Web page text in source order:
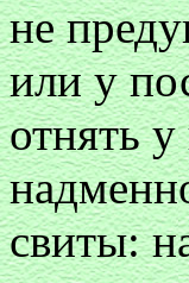
не
или у
отнять
свиты: